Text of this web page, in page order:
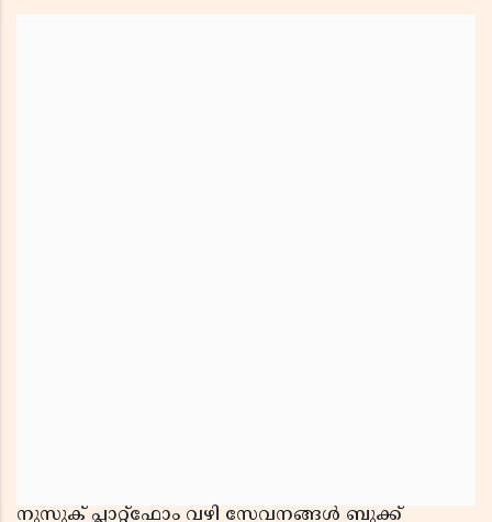
നുസുക് പ്ലാറ്റ്‌ഫോം വഴി സേവനങ്ങൾ ബുക്ക്